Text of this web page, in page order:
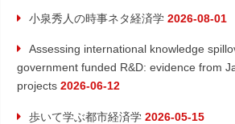
ョ
ン
小泉秀人の時事ネタ経済学 2026-08-01
Assessing international knowledge
government funded R&D: evidence from
projects 2026-06-12
歩いて学ぶ都市経済学 2026-05-15